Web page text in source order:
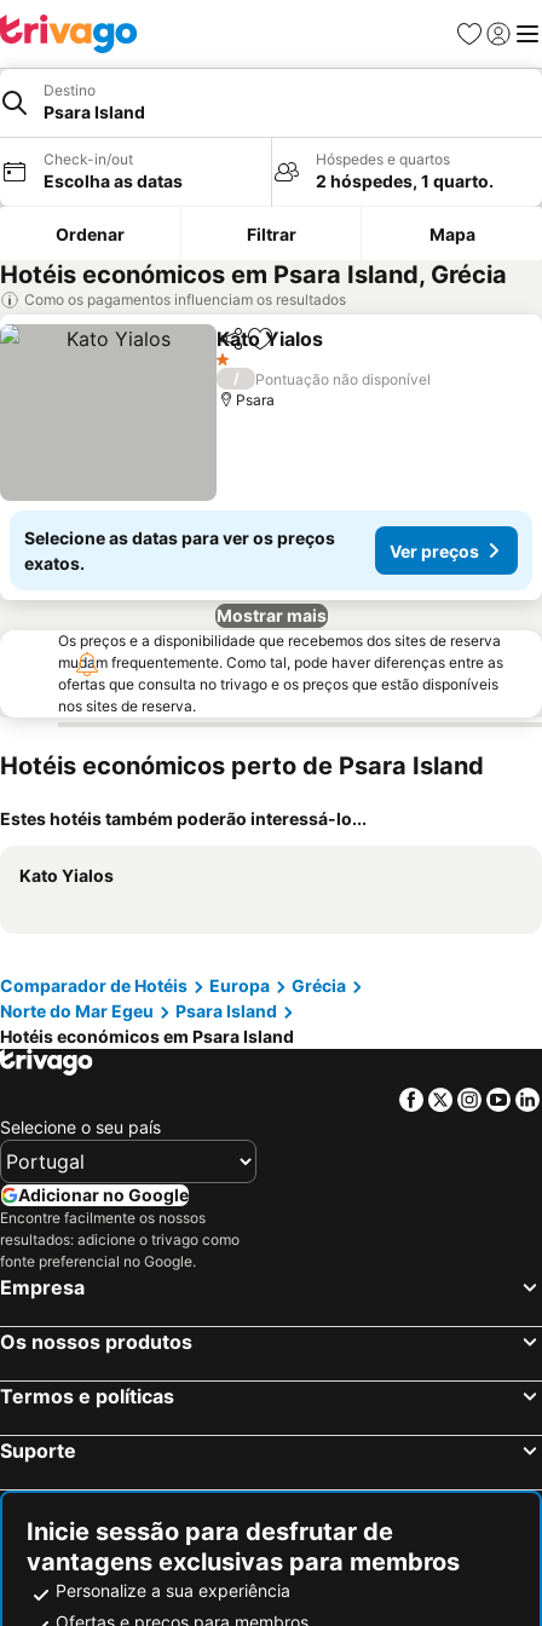
Favoritos
Iniciar
Destino
Psara Island
Check-in/out
Escolha as datas
Hóspedes e quartos
2 hóspedes, 1 quarto.
Ordenar Filtrar Mapa
Hotéis económicos em Psara Island, Grécia
Como os pagamentos influenciam os resultados
PartilharAdicionar aos favoritos
Kato Yialos
1 Estrelas
/
Pontuação não disponível
Psara
Selecione as datas para ver os preços
exatos.
Ver preços
Mostrar mais
Os preços e a disponibilidade que recebemos dos sites de reserva
mudam frequentemente. Como tal, pode haver diferenças entre as
ofertas que consulta no trivago e os preços que estão disponíveis
nos sites de reserva.
Hotéis económicos perto de Psara Island
Estes hotéis também poderão interessá-lo...
Kato Yialos
Comparador de Hotéis Europa
Grécia
Norte do Mar Egeu
Psara Island
Hotéis económicos em Psara Island
Facebook
Twitter
Selecione o seu país
Adicionar no Google
Encontre facilmente os nossos
resultados: adicione o trivago como
fonte preferencial no Google.
Empresa
Os nossos produtos
Termos e políticas
Suporte
Inicie sessão para desfrutar de
vantagens exclusivas para membros
Personalize a sua experiência
Ofertas e preços para membros